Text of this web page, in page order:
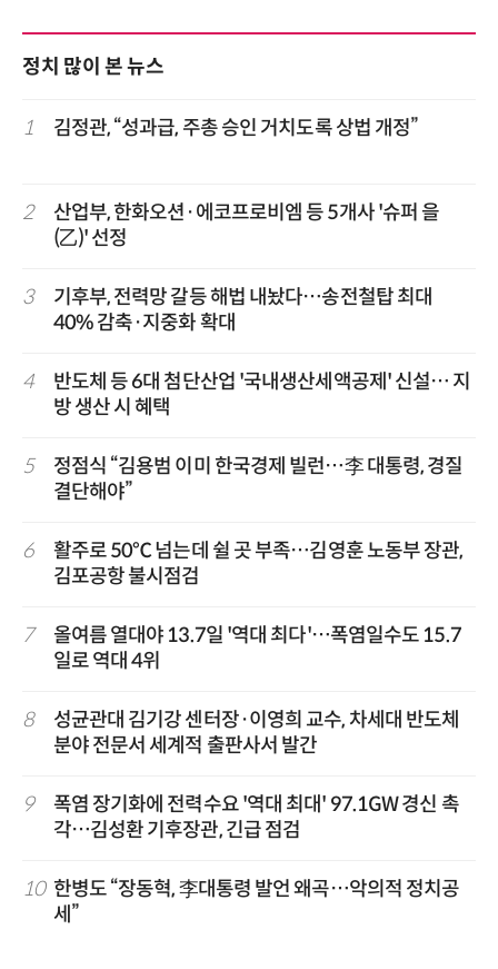
정치 많이 본 뉴스
1 김정관, “성과급, 주총 승인 거치도록 상법 개정”
2
산업부, 한화오션·에코프로비엠 등 5개사 '슈퍼 을
(乙)' 선정
3
기후부, 전력망 갈등 해법 내놨다…송전철탑 최대
40% 감축·지중화 확대
4
반도체 등 6대 첨단산업 '국내생산세액공제' 신설… 지
방 생산 시 혜택
5
정점식 “김용범 이미 한국경제 빌런…李 대통령, 경질
결단해야”
6
활주로 50℃ 넘는데 쉴 곳 부족…김영훈 노동부 장관,
김포공항 불시점검
7
올여름 열대야 13.7일 '역대 최다'…폭염일수도 15.7
일로 역대 4위
8
성균관대 김기강 센터장·이영희 교수, 차세대 반도체
분야 전문서 세계적 출판사서 발간
9
폭염 장기화에 전력수요 '역대 최대' 97.1GW 경신 촉
각…김성환 기후장관, 긴급 점검
10 한병도 “장동혁, 李대통령 발언 왜곡…악의적 정치공
세”